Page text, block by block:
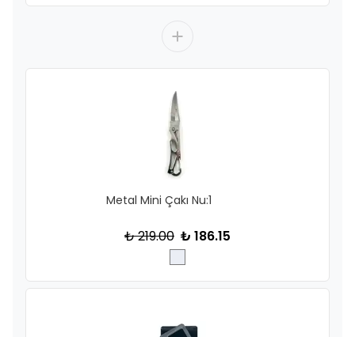
Metal Mini Çakı Nu:1
₺ 219.00 ₺ 186.15